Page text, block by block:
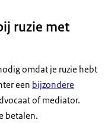
ruzie met
omdat je ruzie hebt
een bijzondere
of mediator.
betalen.